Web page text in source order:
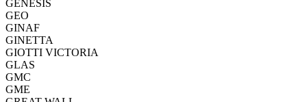
GENESIS
GEO
GINAF
GINETTA
GIOTTI VICTORIA
GLAS
GMC
GME